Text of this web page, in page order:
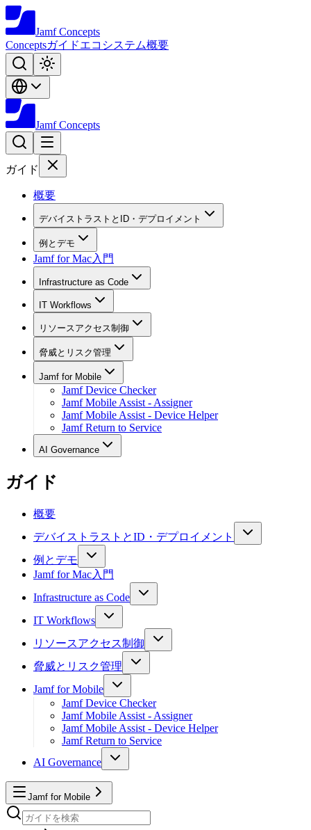
Jamf Concepts
Conceptsガイドエコシステム概要
Jamf Concepts
ガイド
概要
デバイストラストとID・デプロイメント
例とデモ
Jamf for Mac入門
Infrastructure as Code
IT Workflows
リソースアクセス制御
脅威とリスク管理
Jamf for Mobile
Jamf Device Checker
Jamf Mobile Assist - Assigner
Jamf Mobile Assist - Device Helper
Jamf Return to Service
AI Governance
ガイド
概要
デバイストラストとID・デプロイメント
例とデモ
Jamf for Mac入門
Infrastructure as Code
IT Workflows
リソースアクセス制御
脅威とリスク管理
Jamf for Mobile
Jamf Device Checker
Jamf Mobile Assist - Assigner
Jamf Mobile Assist - Device Helper
Jamf Return to Service
AI Governance
Jamf for Mobile